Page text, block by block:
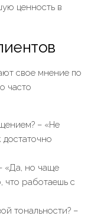
ценность в
свое мнение по
часто
– «Не
«Да, но чаще
что работаешь с
тональности? –